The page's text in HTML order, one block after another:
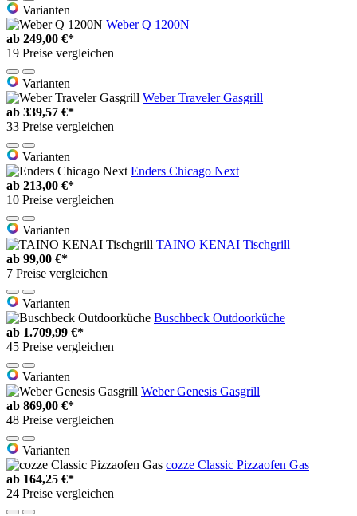
Varianten
Weber Q 1200N
ab 249,00 €*
19 Preise vergleichen
Varianten
Weber Traveler Gasgrill
ab 339,57 €*
33 Preise vergleichen
Varianten
Enders Chicago Next
ab 213,00 €*
10 Preise vergleichen
Varianten
TAINO KENAI Tischgrill
ab 99,00 €*
7 Preise vergleichen
Varianten
Buschbeck Outdoorküche
ab 1.709,99 €*
45 Preise vergleichen
Varianten
Weber Genesis Gasgrill
ab 869,00 €*
48 Preise vergleichen
Varianten
cozze Classic Pizzaofen Gas
ab 164,25 €*
24 Preise vergleichen